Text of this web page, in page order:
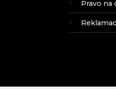
Pravo na